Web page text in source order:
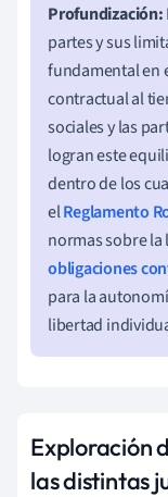
Profundización:
partes y sus
fundamental en
contractual al
sociales y las
logran este
dentro de los
elReglamento
normas sobre la
obligaciones
para la
libertad
Exploración
las distintas